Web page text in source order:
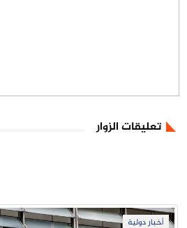
تعليقات الزوار
أخبار دولية